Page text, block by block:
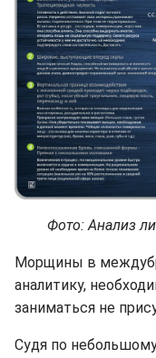
Фото: Анализ
Морщины в
аналитику,
заниматься не
Судя по